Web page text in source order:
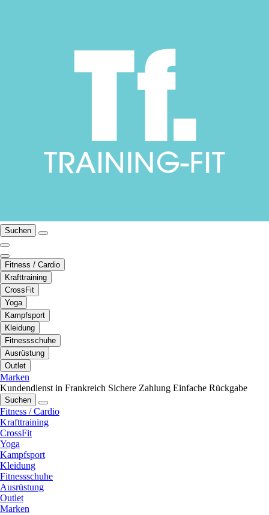
Suchen
Fitness / Cardio
Krafttraining
CrossFit
Yoga
Kampfsport
Kleidung
Fitnessschuhe
Ausrüstung
Outlet
Marken
Kundendienst in Frankreich Sichere Zahlung Einfache Rückgabe
Suchen
Fitness / Cardio
Krafttraining
CrossFit
Yoga
Kampfsport
Kleidung
Fitnessschuhe
Ausrüstung
Outlet
Marken